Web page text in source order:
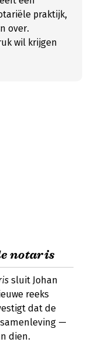
praktijk,
over.
wil krijgen
notaris
sluit Johan
reeks
dat de
—
dien.